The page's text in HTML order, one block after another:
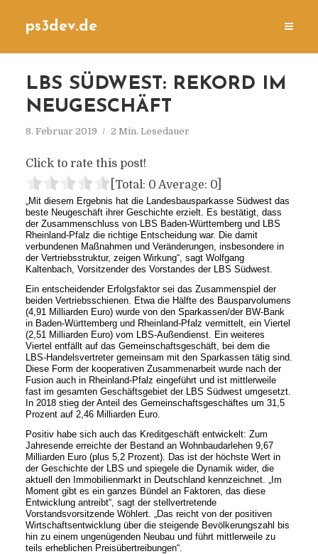
ps3dev.de
LBS SÜDWEST: REKORD IM
NEUGESCHÄFT
8. Februar 2019 2 Min. Lesedauer
Click to rate this post!
[Total: 0 Average: 0]
„Mit diesem Ergebnis hat die Landesbausparkasse Südwest das
beste Neugeschäft ihrer Geschichte erzielt. Es bestätigt, dass
der Zusammenschluss von LBS Baden-Württemberg und LBS
Rheinland-Pfalz die richtige Entscheidung war. Die damit
verbundenen Maßnahmen und Veränderungen, insbesondere in
der Vertriebsstruktur, zeigen Wirkung“, sagt Wolfgang
Kaltenbach, Vorsitzender des Vorstandes der LBS Südwest.
Ein entscheidender Erfolgsfaktor sei das Zusammenspiel der
beiden Vertriebsschienen. Etwa die Hälfte des Bausparvolumens
(4,91 Milliarden Euro) wurde von den Sparkassen/der BW-Bank
in Baden-Württemberg und Rheinland-Pfalz vermittelt, ein Viertel
(2,51 Milliarden Euro) vom LBS-Außendienst. Ein weiteres
Viertel entfällt auf das Gemeinschaftsgeschäft, bei dem die
LBS-Handelsvertreter gemeinsam mit den Sparkassen tätig sind.
Diese Form der kooperativen Zusammenarbeit wurde nach der
Fusion auch in Rheinland-Pfalz eingeführt und ist mittlerweile
fast im gesamten Geschäftsgebiet der LBS Südwest umgesetzt.
In 2018 stieg der Anteil des Gemeinschaftsgeschäftes um 31,5
Prozent auf 2,46 Milliarden Euro.
Positiv habe sich auch das Kreditgeschäft entwickelt: Zum
Jahresende erreichte der Bestand an Wohnbaudarlehen 9,67
Milliarden Euro (plus 5,2 Prozent). Das ist der höchste Wert in
der Geschichte der LBS und spiegele die Dynamik wider, die
aktuell den Immobilienmarkt in Deutschland kennzeichnet. „Im
Moment gibt es ein ganzes Bündel an Faktoren, das diese
Entwicklung antreibt“, sagt der stellvertretende
Vorstandsvorsitzende Wöhlert. „Das reicht von der positiven
Wirtschaftsentwicklung über die steigende Bevölkerungszahl bis
hin zu einem ungenügenden Neubau und führt mittlerweile zu
teils erheblichen Preisübertreibungen“.